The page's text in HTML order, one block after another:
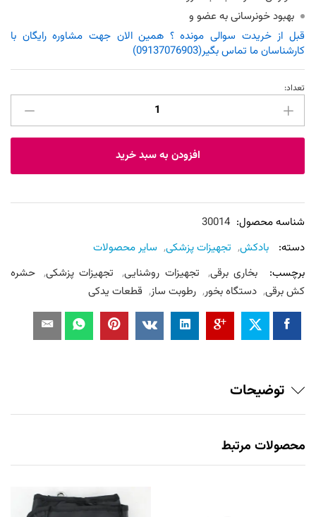
بهبود خونرسانی به عضو و
قبل از خریدت سوالی مونده ؟ همین الان جهت مشاوره رایگان با
کارشناسان ما تماس بگیر(09137076903)
وکیوم
مردانه
رادمد
تعداد:
افزودن به سبد خرید
شناسه محصول: 30014
دسته:
بادکش, تجهیزات پزشکی, سایر محصولات
برچسب:
بخاری برقی, تجهیزات روشنایی, تجهیزات پزشکی, حشره
کش برقی, دستگاه بخور, رطوبت ساز, قطعات یدکی
توضیحات
محصولات مرتبط